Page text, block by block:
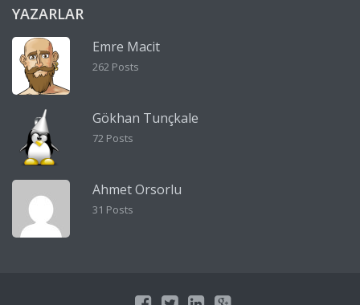
YAZARLAR
Emre Macit
262 Posts
Gökhan Tunçkale
72 Posts
Ahmet Orsorlu
31 Posts